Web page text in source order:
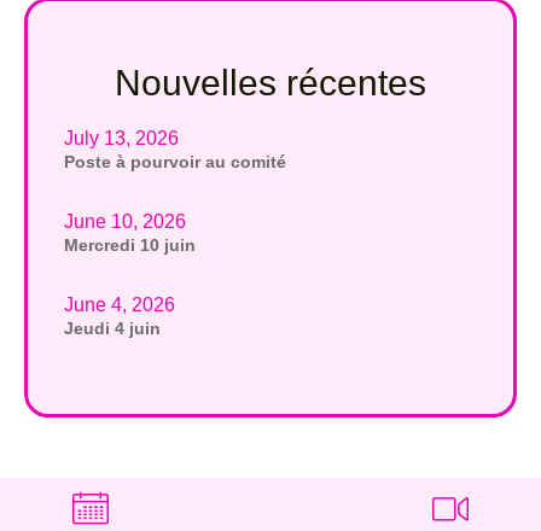
Nouvelles récentes
July 13, 2026
Poste à pourvoir au comité
June 10, 2026
Mercredi 10 juin
June 4, 2026
Jeudi 4 juin